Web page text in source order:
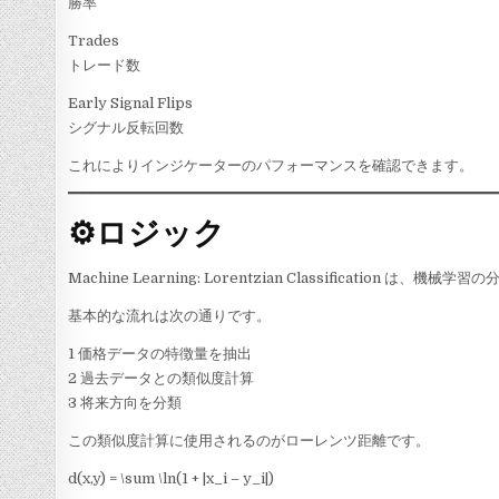
Trades
トレード数
Early Signal Flips
シグナル反転回数
これによりインジケーターのパフォーマンスを確認できます。
⚙ロジック
Machine Learning: Lorentzian Classification は、機械学習の分
基本的な流れは次の通りです。
1 価格データの特徴量を抽出
2 過去データとの類似度計算
3 将来方向を分類
この類似度計算に使用されるのがローレンツ距離です。
d(x,y) = \sum \ln(1 + |x_i – y_i|)